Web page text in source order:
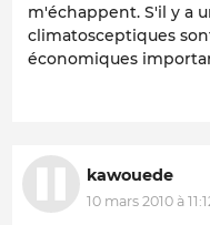
m'échappent. S'il y a
climatosceptiques
économiques
kawouede
10 mars 2010 à